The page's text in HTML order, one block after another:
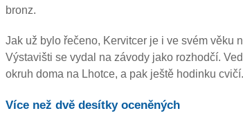
bronz.
Jak už bylo řečeno, Kervitcer je i ve svém věku
Výstavišti se vydal na závody jako rozhodčí.
okruh doma na Lhotce, a pak ještě hodinku cvičí.
Více než dvě desítky oceněných